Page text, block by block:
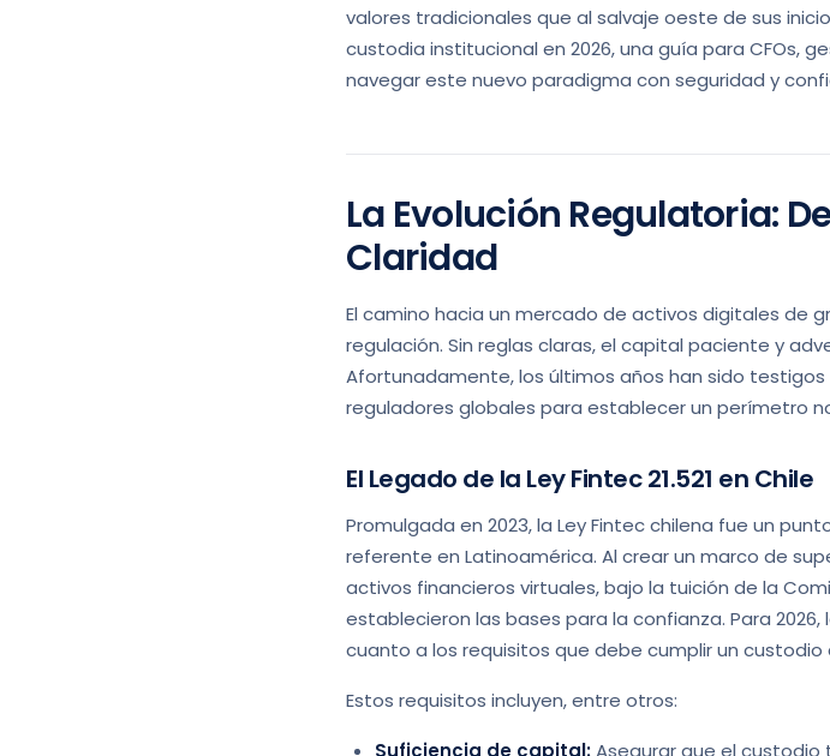
valores tradicionales que al salvaje oeste de sus
custodia institucional en 2026, una guía para CFOs,
navegar este nuevo paradigma con seguridad y
La Evolución Regulatoria:
Claridad
El camino hacia un mercado de activos digitales de
regulación. Sin reglas claras, el capital paciente y
Afortunadamente, los últimos años han sido
reguladores globales para establecer un perímetro
El Legado de la Ley Fintec 21.521 en Chile
Promulgada en 2023, la Ley Fintec chilena fue un
referente en Latinoamérica. Al crear un marco de
activos financieros virtuales, bajo la tuición de la
establecieron las bases para la confianza. Para
cuanto a los requisitos que debe cumplir un
Estos requisitos incluyen, entre otros:
Suficiencia de capital:Asegurar que el custodio